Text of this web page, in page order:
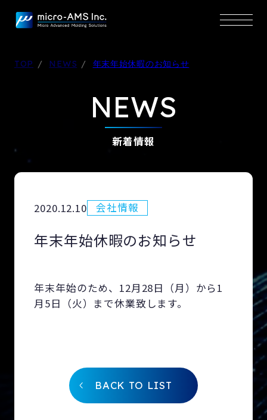
TOP NEWS 年末年始休暇のお知らせ
新着情報
NEWS
2020.12.10 会社情報
年末年始休暇のお知らせ
年末年始のため、12月28日（月）から1
月5日（火）まで休業致します。
BACK TO LIST